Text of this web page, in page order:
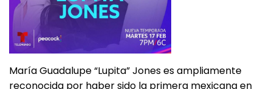
María Guadalupe “Lupita” Jones es ampliamente
reconocida por haber sido la primera mexicana en